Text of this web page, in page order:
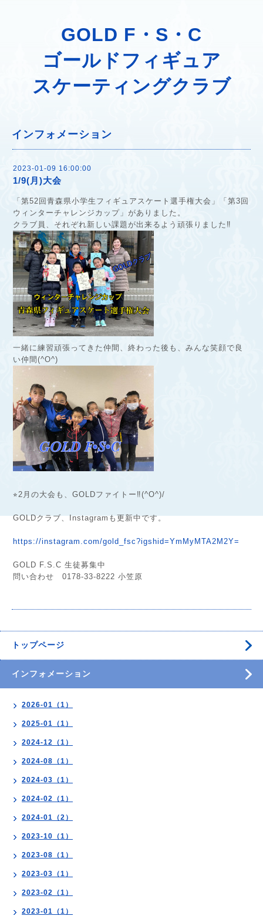
GOLD F・S・C
ゴールドフィギュア
スケーティングクラブ
インフォメーション
2023-01-09 16:00:00
1/9(月)大会
「第52回青森県小学生フィギュアスケート選手権大会」「第3回
ウィンターチャレンジカップ」がありました。
クラブ員、それぞれ新しい課題が出来るよう頑張りました‼︎
一緒に練習頑張ってきた仲間、終わった後も、みんな笑顔で良
い仲間(^O^)
⭐︎2月の大会も、GOLDファイトー‼︎(^O^)/
GOLDクラブ、Instagramも更新中です。
https://instagram.com/gold_fsc?igshid=YmMyMTA2M2Y=
GOLD F.S.C 生徒募集中
問い合わせ 0178-33-8222 小笠原
トップページ
インフォメーション
2026-01（1）
2025-01（1）
2024-12（1）
2024-08（1）
2024-03（1）
2024-02（1）
2024-01（2）
2023-10（1）
2023-08（1）
2023-03（1）
2023-02（1）
2023-01（1）